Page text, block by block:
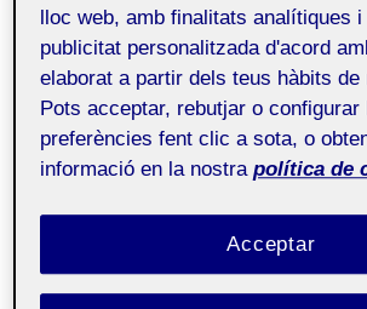
Bones,
A continuació podem trobar el panell
la Pràctica 2 de l’assignatura de
Persones. Un redisseny sobre el
lloc web, amb finalitats analítiques
publicitat personalitzada d'acord
elaborat a partir dels teus hàbits de
Pots acceptar, rebutjar o configurar
preferències fent clic a sota, o
informació en la nostra política de
Acceptar